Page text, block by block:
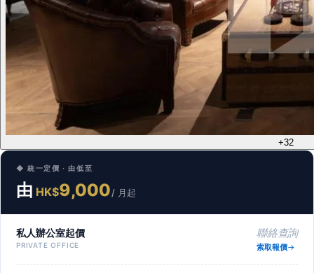
+32
◆ 統一定價 · 由低至
由 HK$9,000/ 月起
私人辦公室起價
PRIVATE OFFICE
聯絡查詢
索取報價